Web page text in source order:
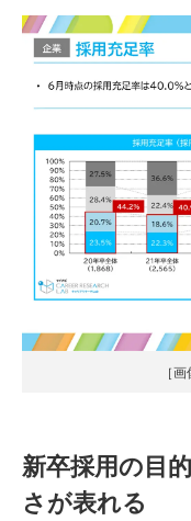
［
新卒採用の目
さが表れる